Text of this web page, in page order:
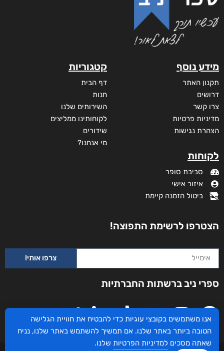
מידע נוסף
תקנון האתר
דרושים
צרו קשר
מדיניות פרטיות
הצהרת נגישות
לקוחות
סביבת סופר
איזור אישי
ביטול הזמנה קיימת
קטגוריות
דף הבית
חנות
השירותים שלנו
לקוחותינו ממליצים
שידורים
מי אנחנו?
הצטרפו לרשימת התפוצה!
צרפו אותי!
ספרי ניב ברשתות החברתיות
אנו משתמשים בקובצי עוגיות כדי להבטיח את חוויית הגלישה
הטובה ביותר באתר שלנו. אם תמשיך להשתמש באתר שלנו, נניח
שאתה מסכים למדיניות הפרטיות שלנו.